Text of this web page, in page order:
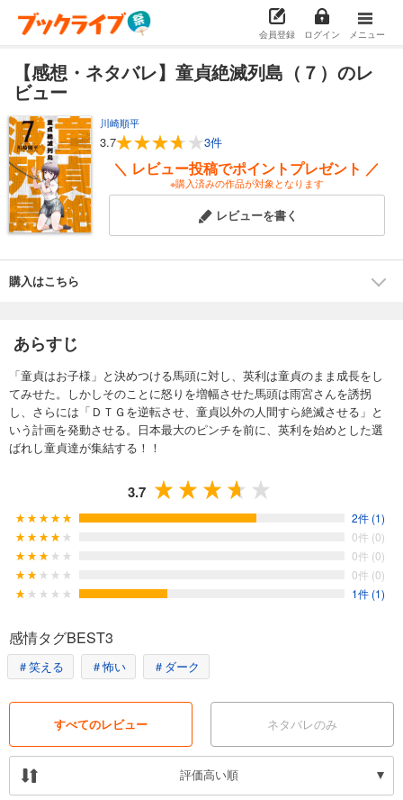
会員登録 ログイン メニュー
【感想・ネタバレ】童貞絶滅列島（７）のレ
ビュー
川崎順平
3.7 3件
＼ レビュー投稿でポイントプレゼント ／
※購入済みの作品が対象となります
レビューを書く
購入はこちら
あらすじ
「童貞はお子様」と決めつける馬頭に対し、英利は童貞のまま成長をし
てみせた。しかしそのことに怒りを増幅させた馬頭は雨宮さんを誘拐
し、さらには「ＤＴＧを逆転させ、童貞以外の人間すら絶滅させる」と
いう計画を発動させる。日本最大のピンチを前に、英利を始めとした選
ばれし童貞達が集結する！！
3.7
2件 (1)
0件 (0)
0件 (0)
0件 (0)
1件 (1)
感情タグBEST3
＃笑える ＃怖い ＃ダーク
すべてのレビュー ネタバレのみ
評価高い順